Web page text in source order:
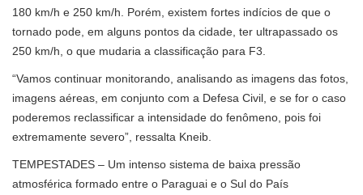
180 km/h e 250 km/h. Porém, existem fortes indícios de que o
tornado pode, em alguns pontos da cidade, ter ultrapassado os
250 km/h, o que mudaria a classificação para F3.
“Vamos continuar monitorando, analisando as imagens das fotos,
imagens aéreas, em conjunto com a Defesa Civil, e se for o caso
poderemos reclassificar a intensidade do fenômeno, pois foi
extremamente severo”, ressalta Kneib.
TEMPESTADES – Um intenso sistema de baixa pressão
atmosférica formado entre o Paraguai e o Sul do País